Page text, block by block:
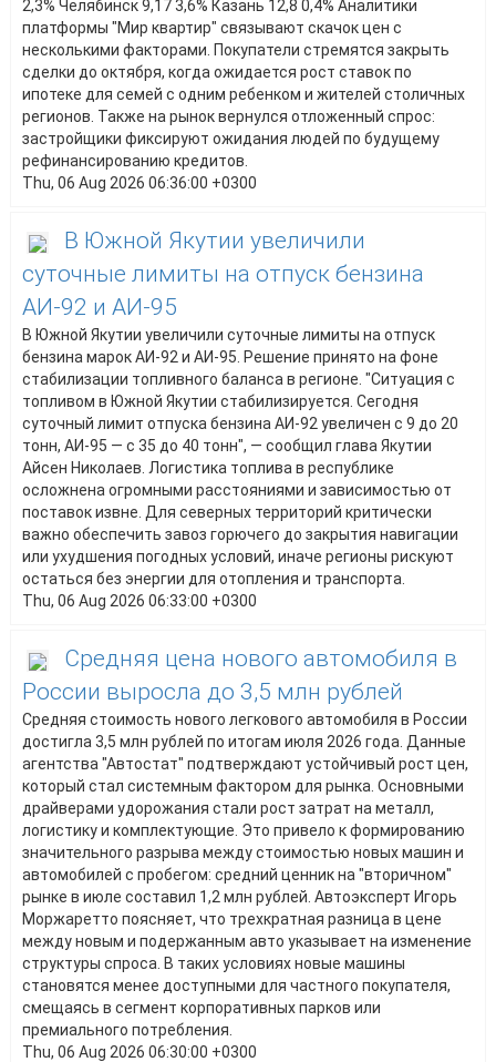
2,3% Челябинск 9,17 3,6% Казань 12,8 0,4% Аналитики
платформы "Мир квартир" связывают скачок цен с
несколькими факторами. Покупатели стремятся закрыть
сделки до октября, когда ожидается рост ставок по
ипотеке для семей с одним ребенком и жителей столичных
регионов. Также на рынок вернулся отложенный спрос:
застройщики фиксируют ожидания людей по будущему
рефинансированию кредитов.
Thu, 06 Aug 2026 06:36:00 +0300
В Южной Якутии увеличили
суточные лимиты на отпуск бензина
АИ-92 и АИ-95
В Южной Якутии увеличили суточные лимиты на отпуск
бензина марок АИ-92 и АИ-95. Решение принято на фоне
стабилизации топливного баланса в регионе. "Ситуация с
топливом в Южной Якутии стабилизируется. Сегодня
суточный лимит отпуска бензина АИ-92 увеличен с 9 до 20
тонн, АИ-95 — с 35 до 40 тонн", — сообщил глава Якутии
Айсен Николаев. Логистика топлива в республике
осложнена огромными расстояниями и зависимостью от
поставок извне. Для северных территорий критически
важно обеспечить завоз горючего до закрытия навигации
или ухудшения погодных условий, иначе регионы рискуют
остаться без энергии для отопления и транспорта.
Thu, 06 Aug 2026 06:33:00 +0300
Средняя цена нового автомобиля в
России выросла до 3,5 млн рублей
Средняя стоимость нового легкового автомобиля в России
достигла 3,5 млн рублей по итогам июля 2026 года. Данные
агентства "Автостат" подтверждают устойчивый рост цен,
который стал системным фактором для рынка. Основными
драйверами удорожания стали рост затрат на металл,
логистику и комплектующие. Это привело к формированию
значительного разрыва между стоимостью новых машин и
автомобилей с пробегом: средний ценник на "вторичном"
рынке в июле составил 1,2 млн рублей. Автоэксперт Игорь
Моржаретто поясняет, что трехкратная разница в цене
между новым и подержанным авто указывает на изменение
структуры спроса. В таких условиях новые машины
становятся менее доступными для частного покупателя,
смещаясь в сегмент корпоративных парков или
премиального потребления.
Thu, 06 Aug 2026 06:30:00 +0300